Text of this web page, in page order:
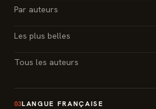
Par auteurs
Les plus belles
Tous les auteurs
03LANGUE FRANÇAISE